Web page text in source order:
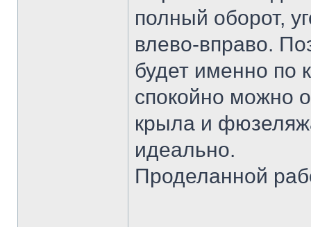
полный оборот,
влево-вправо.
будет именно по
спокойно можно
крыла и
идеально.
Проделанной